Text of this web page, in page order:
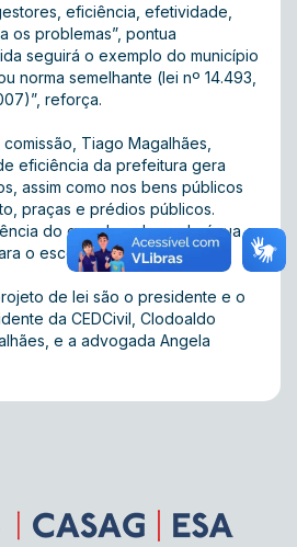
eficiência, efetividade,
os problemas”, pontua
seguirá o exemplo do município
norma semelhante (lei nº 14.493,
reforça.
Tiago Magalhães,
eficiência da prefeitura gera
assim como nos bens públicos
praças e prédios públicos.
do grande volume de água e
o escoamento”.
de lei são o presidente e o
da CEDCivil, Clodoaldo
e a advogada Angela